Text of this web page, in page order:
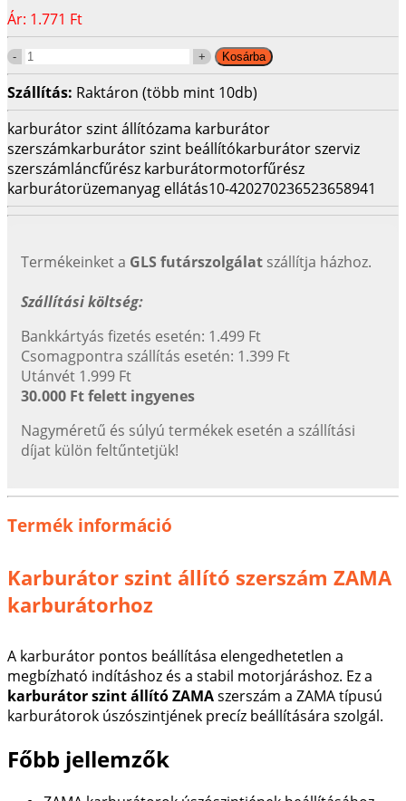
Ár: 1.771 Ft
Szállítás: Raktáron (több mint 10db)
karburátor szint állítózama karburátor
szerszámkarburátor szint beállítókarburátor szerviz
szerszámláncfűrész karburátormotorfűrész
karburátorüzemanyag ellátás10-420270236523658941
Termékeinket a GLS futárszolgálat szállítja házhoz.
Szállítási költség:
Bankkártyás fizetés esetén: 1.499 Ft
Csomagpontra szállítás esetén: 1.399 Ft
Utánvét 1.999 Ft
30.000 Ft felett ingyenes
Nagyméretű és súlyú termékek esetén a szállítási
díjat külön feltűntetjük!
Termék információ
Karburátor szint állító szerszám ZAMA
karburátorhoz
A karburátor pontos beállítása elengedhetetlen a
megbízható indításhoz és a stabil motorjáráshoz. Ez a
karburátor szint állító ZAMAszerszám a ZAMA típusú
karburátorok úszószintjének precíz beállítására szolgál.
Főbb jellemzők